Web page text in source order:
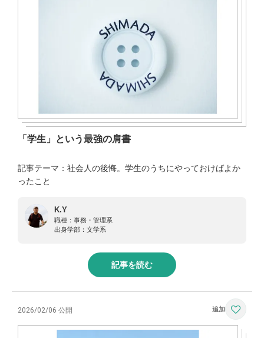
「学生」という最強の肩書
記事テーマ：社会人の後悔。学生のうちにやっておけばよか
ったこと
K.Y
職種： 事務・管理系
出身学部： 文学系
記事を読む
2026/02/06 公開